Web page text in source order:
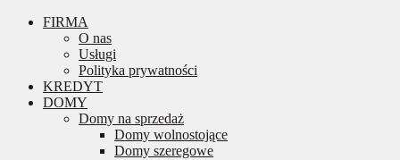
FIRMA
O nas
Usługi
Polityka prywatności
KREDYT
DOMY
Domy na sprzedaż
Domy wolnostojące
Domy szeregowe